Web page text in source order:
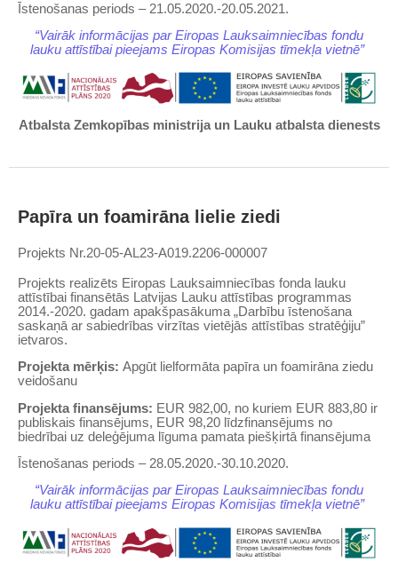
Īstenošanas periods – 21.05.2020.-20.05.2021.
“Vairāk informācijas par Eiropas Lauksaimniecības fondu
lauku attīstībai pieejams Eiropas Komisijas tīmekļa vietnē”
Atbalsta Zemkopības ministrija un Lauku atbalsta dienests
Papīra un foamirāna lielie ziedi
Projekts Nr.20-05-AL23-A019.2206-000007
Projekts realizēts Eiropas Lauksaimniecības fonda lauku
attīstībai finansētās Latvijas Lauku attīstības programmas
2014.-2020. gadam apakšpasākuma „Darbību īstenošana
saskaņā ar sabiedrības virzītas vietējās attīstības stratēģiju”
ietvaros.
Projekta mērķis: Apgūt lielformāta papīra un foamirāna ziedu
veidošanu
Projekta finansējums: EUR 982,00, no kuriem EUR 883,80 ir
publiskais finansējums, EUR 98,20 līdzfinansējums no
biedrībai uz deleģējuma līguma pamata piešķirtā finansējuma
Īstenošanas periods – 28.05.2020.-30.10.2020.
“Vairāk informācijas par Eiropas Lauksaimniecības fondu
lauku attīstībai pieejams Eiropas Komisijas tīmekļa vietnē”